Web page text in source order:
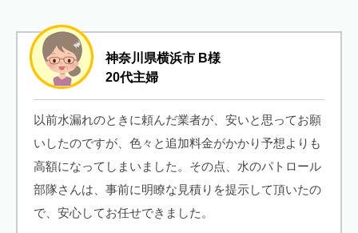
神奈川県横浜市 B様
20代主婦
以前水漏れのときに頼んだ業者が、安いと思ってお願
いしたのですが、色々と追加料金がかかり予想よりも
高額になってしまいました。その点、水のパトロール
部隊さんは、事前に明瞭な見積りを提示して頂いたの
で、安心してお任せできました。